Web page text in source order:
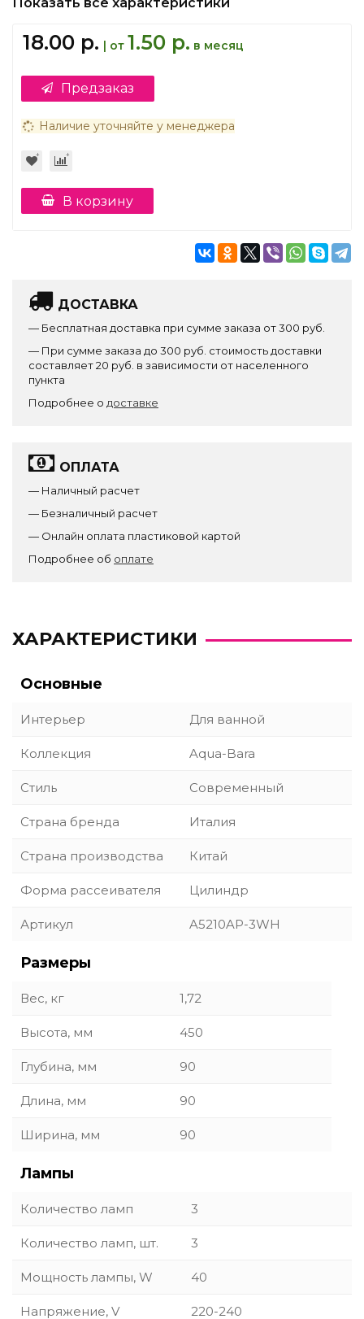
18.00 р. | от 1.50 р. в месяц
Предзаказ
Наличие уточняйте у менеджера
В корзину
ДОСТАВКА
— Бесплатная доставка при сумме заказа от 300 руб.
— При сумме заказа до 300 руб. стоимость доставки
составляет 20 руб. в зависимости от населенного
пункта
Подробнее о доставке
ОПЛАТА
— Наличный расчет
— Безналичный расчет
— Онлайн оплата пластиковой картой
Подробнее об оплате
ХАРАКТЕРИСТИКИ
Основные
Интерьер Для ванной
Коллекция Aqua-Bara
Стиль Современный
Страна бренда Италия
Страна производства Китай
Форма рассеивателя Цилиндр
Артикул A5210AP-3WH
Размеры
Вес, кг 1,72
Высота, мм 450
Глубина, мм 90
Длина, мм 90
Ширина, мм 90
Лампы
Количество ламп 3
Количество ламп, шт. 3
Мощность лампы, W 40
Напряжение, V 220-240